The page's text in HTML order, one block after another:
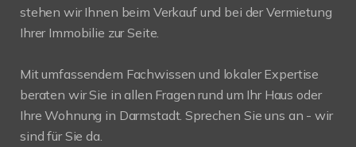
stehen wir Ihnen beim Verkauf und bei der Vermietung
Ihrer Immobilie zur Seite.
Mit umfassendem Fachwissen und lokaler Expertise
beraten wir Sie in allen Fragen rund um Ihr Haus oder
Ihre Wohnung in Darmstadt. Sprechen Sie uns an - wir
sind für Sie da.